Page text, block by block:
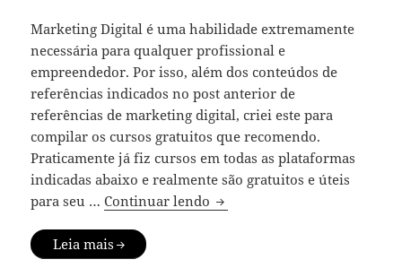
Marketing Digital é uma habilidade extremamente
necessária para qualquer profissional e
empreendedor. Por isso, além dos conteúdos de
referências indicados no post anterior de
referências de marketing digital, criei este para
compilar os cursos gratuitos que recomendo.
Praticamente já fiz cursos em todas as plataformas
indicadas abaixo e realmente são gratuitos e úteis
para seu …Continuar lendo Cursos e Certificações
Leia mais